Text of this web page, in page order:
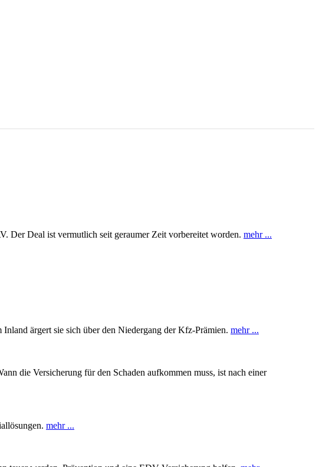
Der Deal ist vermutlich seit geraumer Zeit vorbereitet worden. mehr ...
ärgert sie sich über den Niedergang der Kfz-Prämien. mehr ...
die Versicherung für den Schaden aufkommen muss, ist nach einer
mehr ...